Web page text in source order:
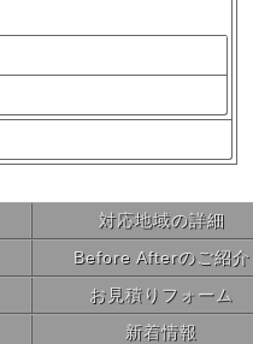
対応地域の詳細
Before Afterのご紹介
お見積りフォーム
新着情報